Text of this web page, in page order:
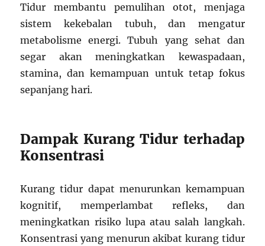
Tidur membantu pemulihan otot, menjaga
sistem kekebalan tubuh, dan mengatur
metabolisme energi. Tubuh yang sehat dan
segar akan meningkatkan kewaspadaan,
stamina, dan kemampuan untuk tetap fokus
sepanjang hari.
Dampak Kurang Tidur terhadap
Konsentrasi
Kurang tidur dapat menurunkan kemampuan
kognitif, memperlambat refleks, dan
meningkatkan risiko lupa atau salah langkah.
Konsentrasi yang menurun akibat kurang tidur